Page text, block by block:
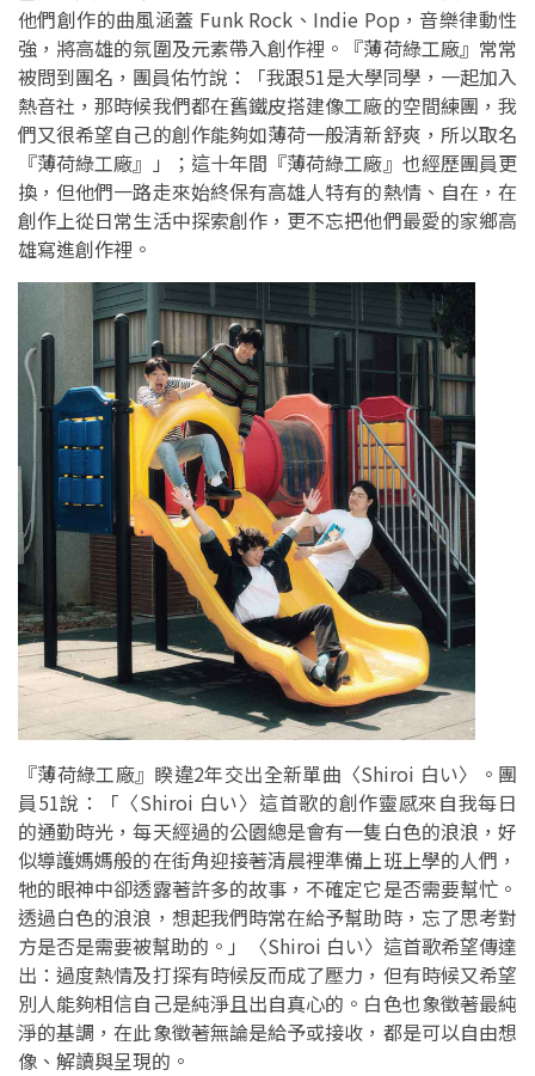
他們創作的曲風涵蓋 Funk Rock、Indie Pop，音樂律動性
強，將高雄的氛圍及元素帶入創作裡。『薄荷綠工廠』常常
被問到團名，團員佑竹說：「我跟51是大學同學，一起加入
熱音社，那時候我們都在舊鐵皮搭建像工廠的空間練團，我
們又很希望自己的創作能夠如薄荷一般清新舒爽，所以取名
『薄荷綠工廠』」；這十年間『薄荷綠工廠』也經歷團員更
換，但他們一路走來始終保有高雄人特有的熱情、自在，在
創作上從日常生活中探索創作，更不忘把他們最愛的家鄉高
雄寫進創作裡。
『薄荷綠工廠』睽違2年交出全新單曲〈Shiroi 白い〉。團
員51說：「〈Shiroi 白い〉這首歌的創作靈感來自我每日
的通勤時光，每天經過的公園總是會有一隻白色的浪浪，好
似導護媽媽般的在街角迎接著清晨裡準備上班上學的人們，
牠的眼神中卻透露著許多的故事，不確定它是否需要幫忙。
透過白色的浪浪，想起我們時常在給予幫助時，忘了思考對
方是否是需要被幫助的。」〈Shiroi 白い〉這首歌希望傳達
出：過度熱情及打探有時候反而成了壓力，但有時候又希望
別人能夠相信自己是純淨且出自真心的。白色也象徵著最純
淨的基調，在此象徵著無論是給予或接收，都是可以自由想
像、解讀與呈現的。